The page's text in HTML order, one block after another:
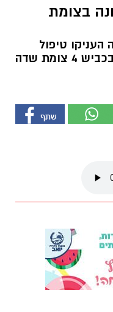
בצומת
טיפול
רפואי בזירת תאונה שאירעה בכביש 4 צומת שדה